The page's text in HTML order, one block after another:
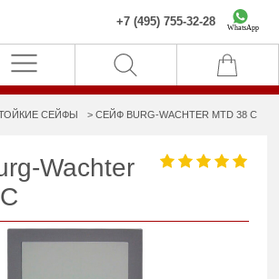
+7 (495) 755-32-28 WhatsApp
СЕЙФЫ СЕЙФ BURG-WACHTER MTD 38 C
Wachter